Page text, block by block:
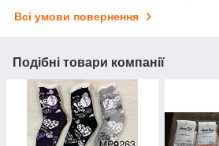
Всі умови повернення
Подібні товари компанії